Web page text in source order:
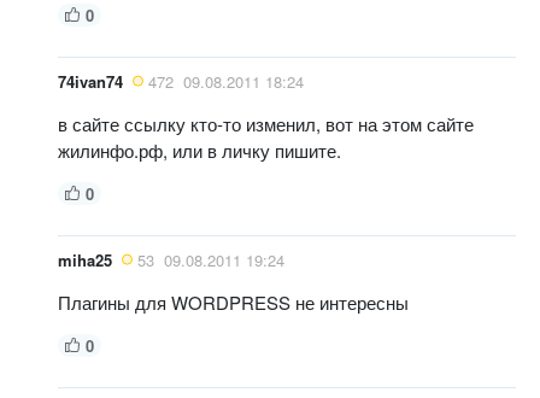
0
74ivan74 472 09.08.2011 18:24
в сайте ссылку кто-то изменил, вот на этом сайте
жилинфо.рф, или в личку пишите.
0
miha25 53 09.08.2011 19:24
Плагины для WORDPRESS не интересны
0